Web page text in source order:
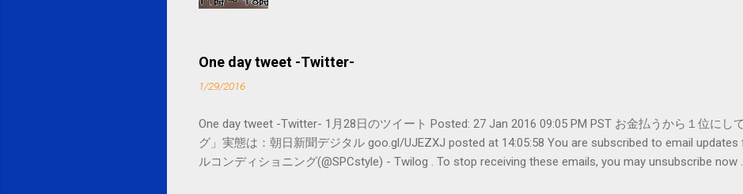
One day tweet -Twitter-
1/29/2016
One day tweet -Twitter- 1月28日のツイート Posted: 27 Jan 2016 09:05 PM PST お金払うから１位に
グ」実態は：朝日新聞デジタル goo.gl/UJEZXJ posted at 14:05:58 You are subscribed to email
ルコンディショニング(@SPCstyle) - Twilog . To stop receiving these emails, you may unsubscribe now .